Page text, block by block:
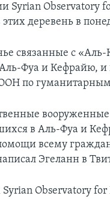
Syrian Observatory
деревень в
связанные с
Фуа и Кефрайю,
по
в Аль-Фуа и
всему
Эгеланн в
Observatory for